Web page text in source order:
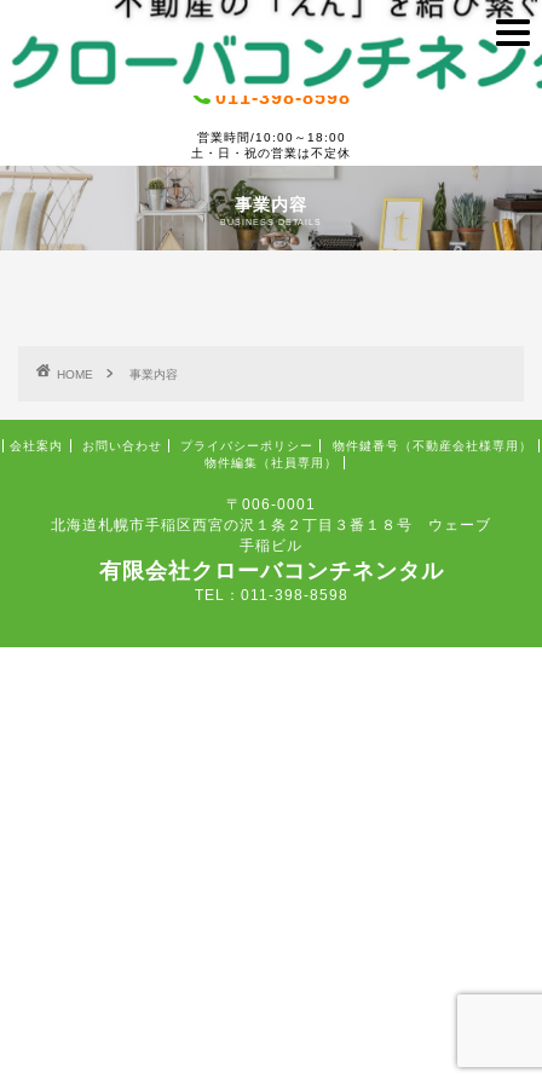
011-398-8598
営業時間/10:00～18:00
土・日・祝の営業は不定休
事業内容
BUSINESS DETAILS
HOME 事業内容
会社案内 お問い合わせ プライバシーポリシー
物件鍵番号（不動産会社様専用）
物件編集（社員専用）
〒006-0001
北海道札幌市手稲区西宮の沢１条２丁目３番１８号 ウェーブ
手稲ビル
有限会社クローバコンチネンタル
TEL：011-398-8598